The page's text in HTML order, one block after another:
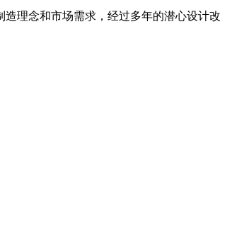
理念和市场需求，经过多年的潜心设计改